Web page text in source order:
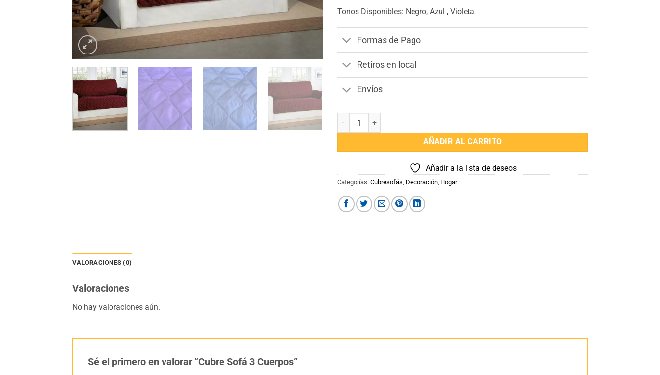
Tonos Disponibles: Negro, Azul , Violeta
Formas de Pago
Retiros en local
Envíos
Cubre Sofá 3 Cuerpos cantidad
AÑADIR AL CARRITO
Añadir a la lista de deseos
Categorías: Cubresofás Decoración Hogar
VALORACIONES (0)
Valoraciones
No hay valoraciones aún.
Sé el primero en valorar “Cubre Sofá 3 Cuerpos”